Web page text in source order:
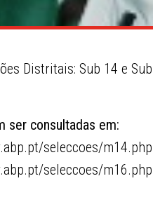
Distritais: Sub 14 e
ser consultadas em:
seleccoes/m14.php
seleccoes/m16.php